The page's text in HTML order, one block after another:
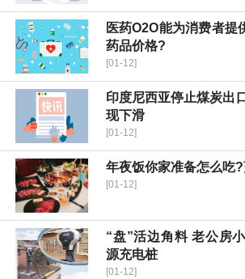
医药O2O能为消费者提
药品价格?
[01-12]
印度尼西亚停止煤炭出
现下滑
[01-12]
年夜饭你家准备怎么吃
[01-12]
“盘”活边角料 老公房
源充电桩
[01-12]